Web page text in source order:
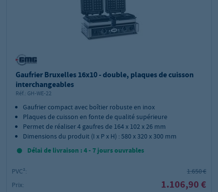
Gaufrier Bruxelles 16x10 - double, plaques de cuisson
interchangeables
Réf.: GH-WE-22
Gaufrier compact avec boîtier robuste en inox
Plaques de cuisson en fonte de qualité supérieure
Permet de réaliser 4 gaufres de 164 x 102 x 26 mm
Dimensions du produit (I x P x H) : 580 x 320 x 300 mm
Délai de livraison : 4 - 7 jours ouvrables
PVC²:
1.650 €
Prix:
1.106,90 €